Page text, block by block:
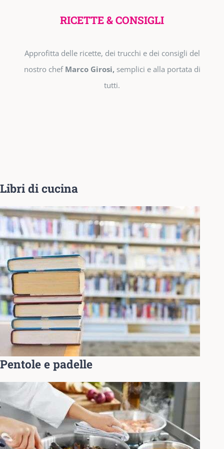
RICETTE & CONSIGLI
Approfitta delle ricette, dei trucchi e dei consigli del
nostro chef Marco Girosi,semplici e alla portata di
tutti.
Libri di cucina
Pentole e padelle